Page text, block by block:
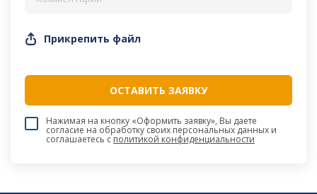
Прикрепить файл
Нажимая на кнопку «Оформить заявку», Вы даете
согласие на обработку своих персональных данных и
соглашаетесь cполитикой конфиденциальности